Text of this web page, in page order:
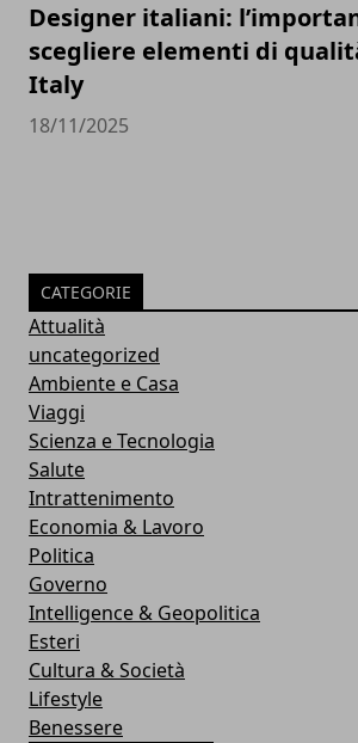
Designer italiani:
scegliere elementi di
Italy
18/11/2025
CATEGORIE
Attualità
uncategorized
Ambiente e Casa
Viaggi
Scienza e Tecnologia
Salute
Intrattenimento
Economia & Lavoro
Politica
Governo
Intelligence & Geopolitica
Esteri
Cultura & Società
Lifestyle
Benessere